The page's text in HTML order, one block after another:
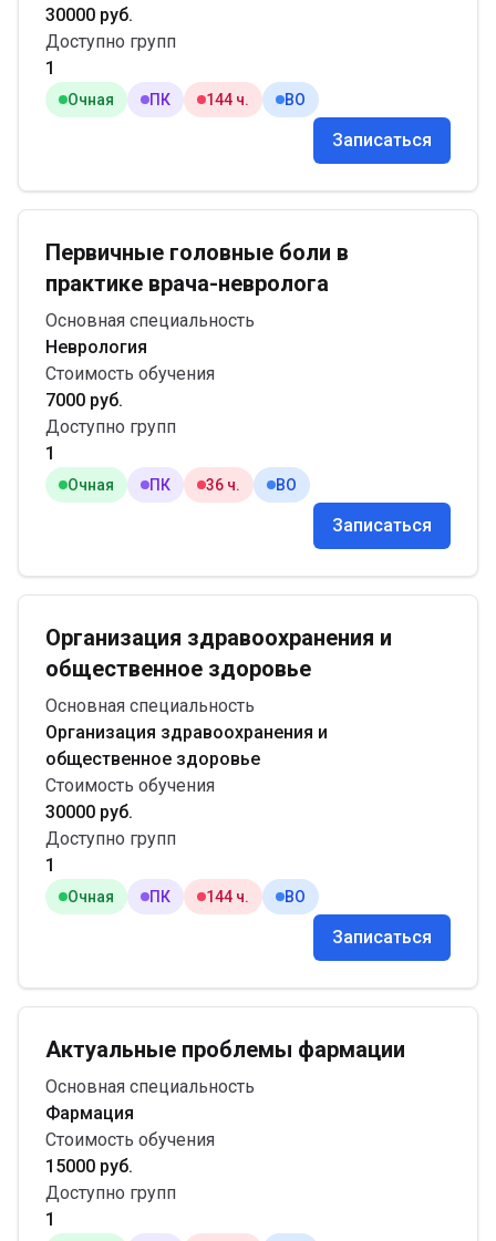
30000 руб.
Доступно групп
1
Очная ПК 144 ч. ВО
Записаться
Первичные головные боли в
практике врача-невролога
Основная специальность
Неврология
Стоимость обучения
7000 руб.
Доступно групп
1
Очная ПК 36 ч. ВО
Записаться
Организация здравоохранения и
общественное здоровье
Основная специальность
Организация здравоохранения и
общественное здоровье
Стоимость обучения
30000 руб.
Доступно групп
1
Очная ПК 144 ч. ВО
Записаться
Актуальные проблемы фармации
Основная специальность
Фармация
Стоимость обучения
15000 руб.
Доступно групп
1